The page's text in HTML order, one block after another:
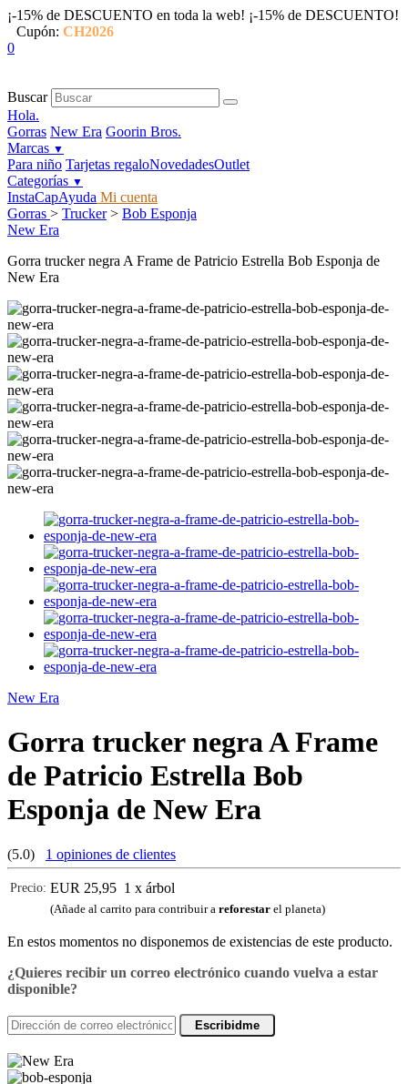
¡-15% de DESCUENTO en toda la web! ¡-15% de DESCUENTO!
Cupón: CH2026
0
Buscar
Hola.
Gorras New Era Goorin Bros.
Marcas ▼
Para niño Tarjetas regaloNovedadesOutlet
Categorías ▼
InstaCapAyuda Mi cuenta
Gorras > Trucker> Bob Esponja
New Era
Gorra trucker negra A Frame de Patricio Estrella Bob Esponja de
New Era
New Era
Gorra trucker negra A Frame
de Patricio Estrella Bob
Esponja de New Era
(5.0) 1 opiniones de clientes
Precio: EUR 25,95 1 x árbol
(Añade al carrito para contribuir a reforestar el planeta)
En estos momentos no disponemos de existencias de este producto.
¿Quieres recibir un correo electrónico cuando vuelva a estar
disponible?
Escribidme